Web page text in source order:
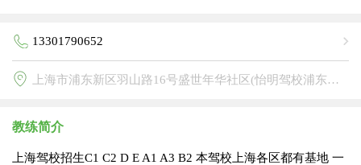
13301790652
上海市浦东新区羽山路16号盛世年华社区(怡明驾校浦东分校)
教练简介
上海驾校招生C1 C2 D E A1 A3 B2 本驾校上海各区都有基地 一